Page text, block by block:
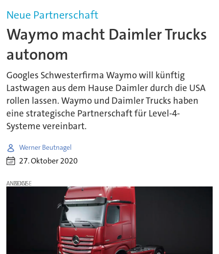
Neue Partnerschaft
Waymo macht Daimler Trucks
autonom
Googles Schwesterfirma Waymo will künftig
Lastwagen aus dem Hause Daimler durch die USA
rollen lassen. Waymo und Daimler Trucks haben
eine strategische Partnerschaft für Level-4-
Systeme vereinbart.
Werner Beutnagel
27. Oktober 2020
ANZEIGE